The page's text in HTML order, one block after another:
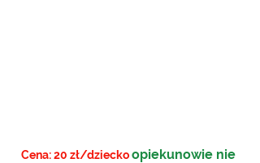
Cena: 20 zł/dziecko opiekunowie nie